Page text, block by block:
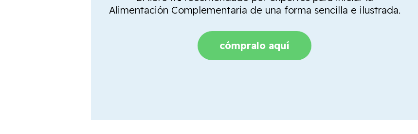
Alimentación Complementaria de una forma sencilla e ilustrada.
cómpralo aquí